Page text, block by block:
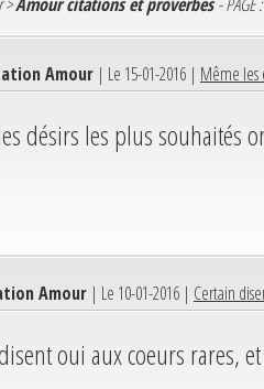
Amour | Le 15-01-2016 | Même les
désirs les plus souhaités
Amour | Le 10-01-2016 | Certain
oui aux coeurs rares,